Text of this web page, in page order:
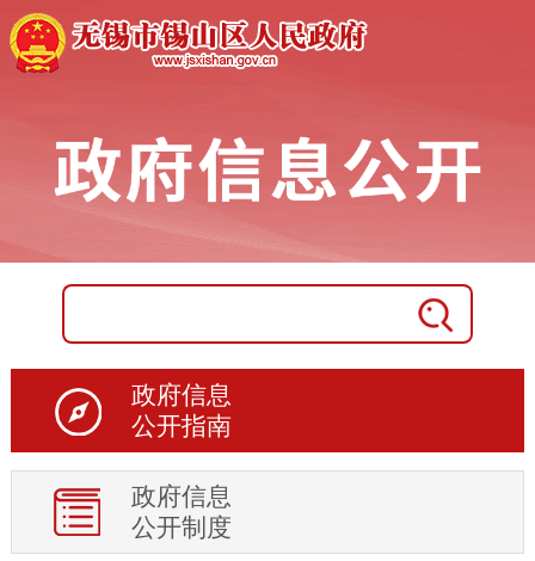
政府信息
公开指南
政府信息
公开制度